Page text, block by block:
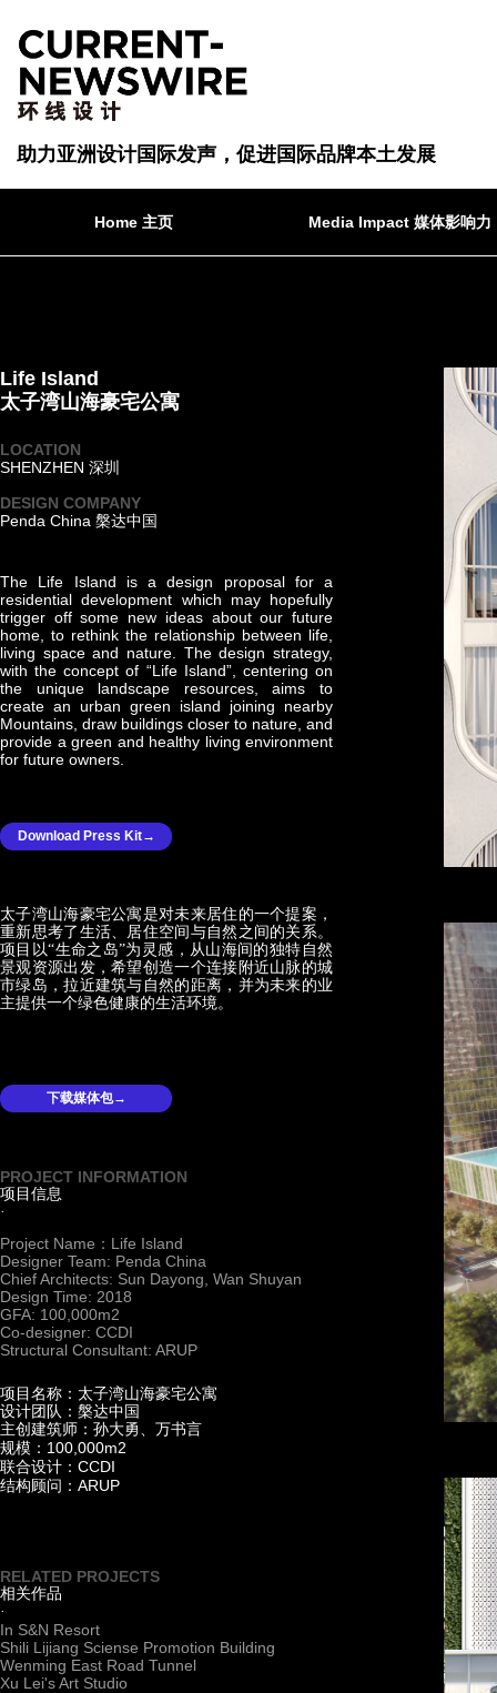
Home 主页 Media Impact 媒体影响力
助力亚洲设计国际发声，促进国际品牌本土发展
Life Island
太子湾山海豪宅公寓
LOCATION
SHENZHEN 深圳
DESIGN COMPANY
Penda China 槃达中国
Download Press Kit→
The Life Island is a design proposal for a
residential development which may hopefully
trigger off some new ideas about our future
home, to rethink the relationship between life,
living space and nature. The design strategy,
with the concept of “Life Island”, centering on
the unique landscape resources, aims to
create an urban green island joining nearby
Mountains, draw buildings closer to nature, and
provide a green and healthy living environment
for future owners.
太子湾山海豪宅公寓是对未来居住的一个提案，
重新思考了生活、居住空间与自然之间的关系。
项目以“生命之岛”为灵感，从山海间的独特自然
景观资源出发，希望创造一个连接附近山脉的城
市绿岛，拉近建筑与自然的距离，并为未来的业
主提供一个绿色健康的生活环境。
下载媒体包→
PROJECT INFORMATION
项目信息
·
Project Name：Life Island
Designer Team: Penda China
Chief Architects: Sun Dayong, Wan Shuyan
Design Time: 2018
GFA: 100,000m2
Co-designer: CCDI
Structural Consultant: ARUP
项目名称：太子湾山海豪宅公寓
设计团队：槃达中国
主创建筑师：孙大勇、万书言
规模： 100,000m2
联合设计： CCDI
结构顾问： ARUP
RELATED PROJECTS
相关作品
·
In S&N Resort
Shili Lijiang Sciense Promotion Building
Wenming East Road Tunnel
Xu Lei's Art Studio